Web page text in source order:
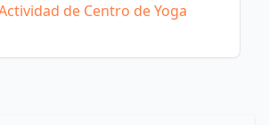
de Centro de Yoga